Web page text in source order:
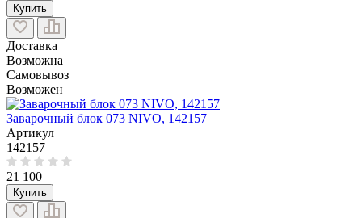
Купить
Доставка
Возможна
Самовывоз
Возможен
Заварочный блок 073 NIVO, 142157
Артикул
142157
21 100
Купить